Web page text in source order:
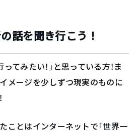
話を聞き行こう！
てみたい！」と思っている方！ま
メージを少しずつ現実のものに
ことはインターネットで「世界一